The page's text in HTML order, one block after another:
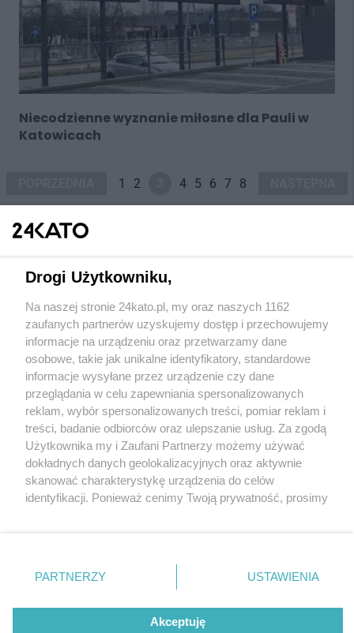
Niecodzienne wyznanie miłosne dla Pauli w
Katowicach
1 2 4 5 6 7 8
Wydawca mediów lokalnych
Nie zapomnij
zapoznać się z:
polityką prywatności regulamin korzystania z portali
Twojemiasto
Piekary Śląskie
Chorzów
Tarnowskie Góry
Gliwice
Skontakuj sięz nami
Kontakt
Wydawca
Redakcja
Drogi Użytkowniku,
Na naszej stronie 24kato.pl, my oraz naszych 1162
zaufanych partnerów uzyskujemy dostęp i przechowujemy
informacje na urządzeniu oraz przetwarzamy dane
osobowe, takie jak unikalne identyfikatory, standardowe
informacje wysyłane przez urządzenie czy dane
przeglądania w celu zapewniania spersonalizowanych
reklam, wybór spersonalizowanych treści, pomiar reklam i
treści, badanie odbiorców oraz ulepszanie usług. Za zgodą
Użytkownika my i Zaufani Partnerzy możemy używać
dokładnych danych geolokalizacyjnych oraz aktywnie
skanować charakterystykę urządzenia do celów
identyfikacji. Ponieważ cenimy Twoją prywatność, prosimy
prywatności znajdujący się w lewym dolnym rogu strony
. Niektóre rodzaje przetwarzania danych nie wymagają
zgody użytkownika, ale masz prawo sprzeciwić się
takiemu przetwarzaniu. Preferencje będą miały
PARTNERZY USTAWIENIA
Akceptuję